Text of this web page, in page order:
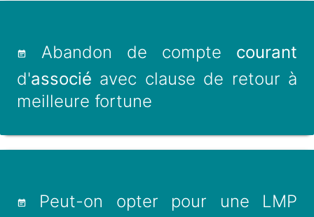
Abandon de compte courant
d'associé avec clause de retour à
meilleure fortune
Peut-on opter pour une LMP